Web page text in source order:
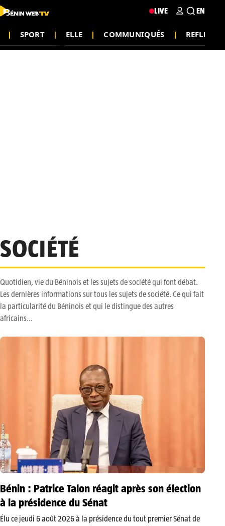
SPORT ELLE COMMUNIQUÉS
LIVE EN
SOCIÉTÉ
Quotidien, vie du Béninois et les sujets de société qui font débat.
Les dernières informations sur tous les sujets de société. Ce qui fait
la particularité du Béninois et qui le distingue des autres
africains…
Bénin : Patrice Talon réagit après son élection
à la présidence du Sénat
Élu ce jeudi 6 août 2026 à la présidence du tout premier Sénat de